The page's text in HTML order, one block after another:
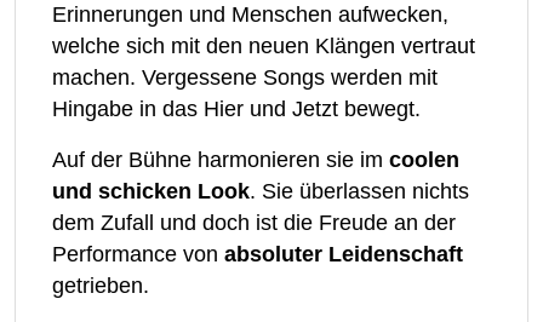
Erinnerungen und Menschen aufwecken,
welche sich mit den neuen Klängen vertraut
machen. Vergessene Songs werden mit
Hingabe in das Hier und Jetzt bewegt.
Auf der Bühne harmonieren sie im coolen
und schicken Look. Sie überlassen nichts
dem Zufall und doch ist die Freude an der
Performance von absoluter Leidenschaft
getrieben.